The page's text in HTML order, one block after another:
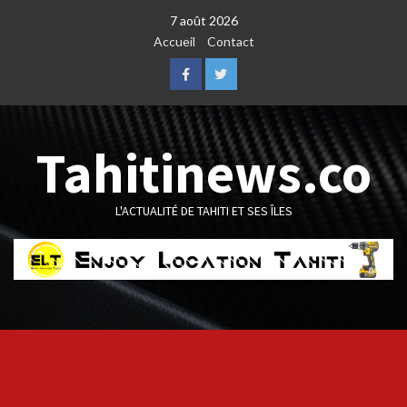
7 août 2026
Accueil
Contact
FacebookTwitter
Tahitinews.co
L'ACTUALITÉ DE TAHITI ET SES ÎLES